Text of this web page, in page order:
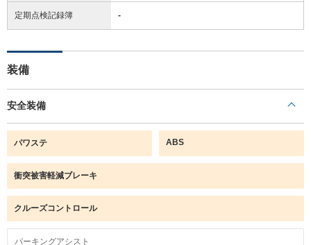
定期点検記録簿 -
装備
安全装備
パワステ ABS
衝突被害軽減ブレーキ
クルーズコントロール
パーキングアシスト